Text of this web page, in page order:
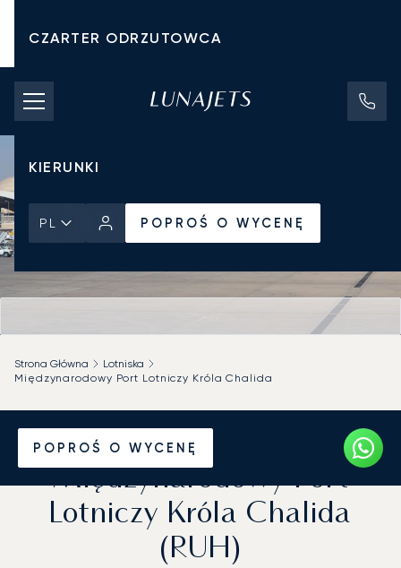
CZARTER ODRZUTOWCA
KOSZTY CZARTERU
PRYWATNE ODRZUTOWCE
KIERUNKI
PL POPROŚ O WYCENĘ
POPROŚ O WYCENĘ
Strona Główna
Lotniska
Międzynarodowy Port Lotniczy Króla Chalida
Prywatny odrzutowiec na
Międzynarodowy Port
Lotniczy Króla Chalida
(RUH)